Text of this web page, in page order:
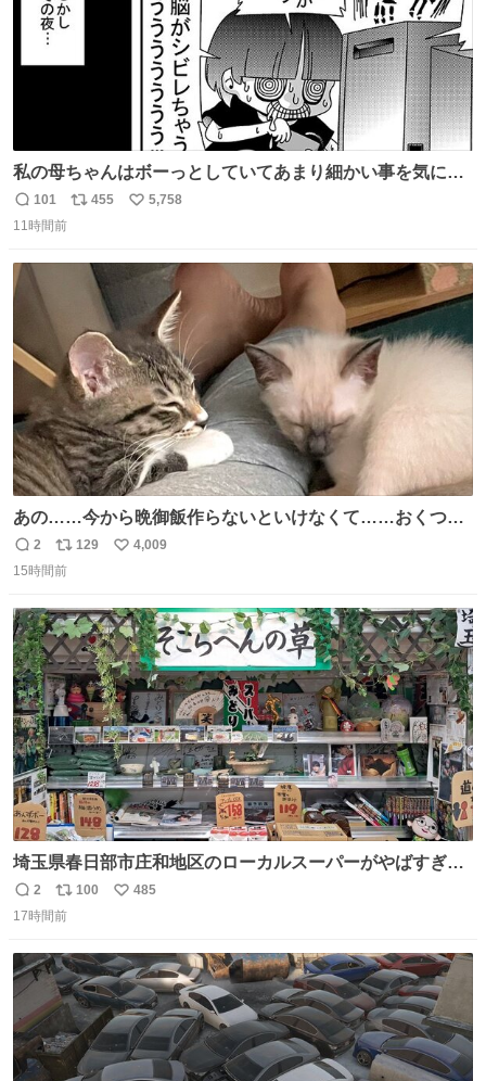
私の母ちゃんはボーっとしていてあまり細かい事を気にし
ません。優秀な人の多い現代の価値観から見ると、あまり
優秀な母親ではないかもしれません。でも、だからこそ、
スします。「優秀」と「良い」は別なんですよね。 1/2
返
信
101
リ
455
い
数
5,758
11時間前
あの……今から晩御飯作らないといけなくて……おくつろ
ぎのところ申し訳ないのですが……あの………😥
返
信
2
リ
ポ
ト
数
129
い
数
4,009
15時間前
埼玉県春日部市庄和地区のローカルスーパーがやばすぎ
る。どこまで売り物でどこから私物か不明なごちゃごちゃ
の店内には埼玉自虐習字がずらり。日替わり謎汁の試食や
どわあ～な謎パンなどなんでもあり。クレヨンしんちゃん
を生んだ町、強すぎる。
返
信
2
リ
ポ
ト
数
100
い
数
485
17時間前